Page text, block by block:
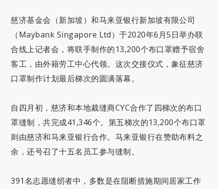
慈济基金会（新加坡）和马来亚银行新加坡有限公司
（Maybank Singapore Ltd）于2020年6月5日举办联
合线上记者会，将联手制作的13,200个布口罩赠予宿舍
客工，由外籍劳工中心代领。这次交接仪式，象征慈济
口罩制作计划最后梯次的圆满落幕。
自四月初，慈济和本地裁缝商CYC合作了四梯次的布口
罩缝制，共完成41,346个。第五梯次的13,200个布口罩
则由慈济和马来亚银行合作。马来亚银行在赞助布料之
余，还号召了十五名员工参与缝制。
391名志愿缝纫者中，多数是在阻断措施期间居家工作